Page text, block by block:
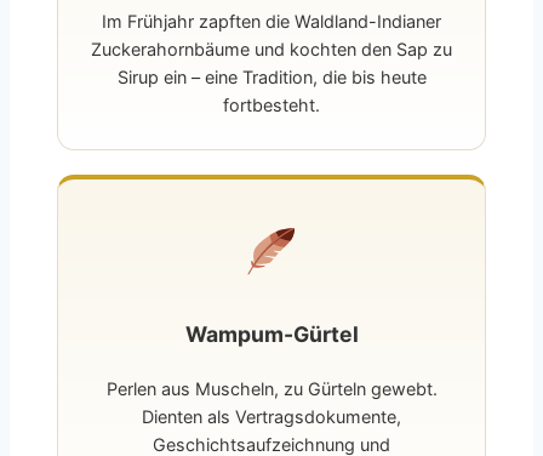
Im Frühjahr zapften die Waldland-Indianer
Zuckerahornbäume und kochten den Sap zu
Sirup ein – eine Tradition, die bis heute
fortbesteht.
Wampum-Gürtel
Perlen aus Muscheln, zu Gürteln gewebt.
Dienten als Vertragsdokumente,
Geschichtsaufzeichnung und